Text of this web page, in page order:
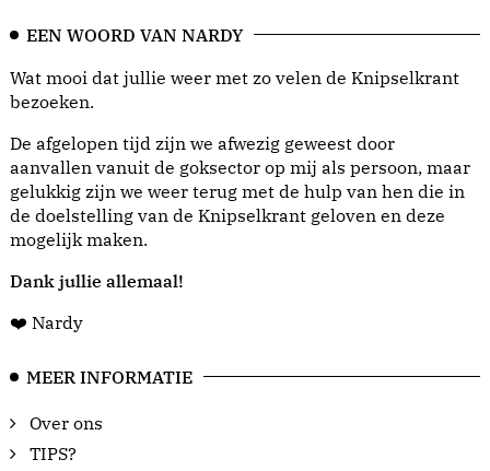
EEN WOORD VAN NARDY
Wat mooi dat jullie weer met zo velen de Knipselkrant
bezoeken.
De afgelopen tijd zijn we afwezig geweest door
aanvallen vanuit de goksector op mij als persoon, maar
gelukkig zijn we weer terug met de hulp van hen die in
de doelstelling van de Knipselkrant geloven en deze
mogelijk maken.
Dank jullie allemaal!
❤️ Nardy
MEER INFORMATIE
Over ons
TIPS?